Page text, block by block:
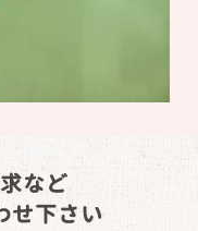
など
せ下さい